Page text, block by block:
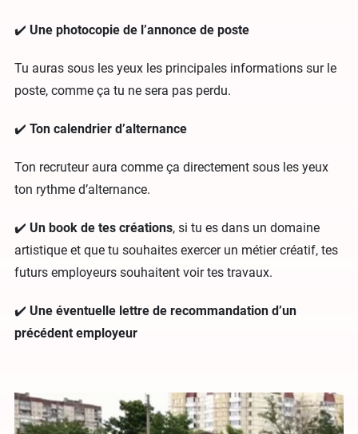
✔️ Une photocopie de l’annonce de poste
Tu auras sous les yeux les principales informations sur le
poste, comme ça tu ne sera pas perdu.
✔️ Ton calendrier d’alternance
Ton recruteur aura comme ça directement sous les yeux
ton rythme d’alternance.
✔️ Un book de tes créations, si tu es dans un domaine
artistique et que tu souhaites exercer un métier créatif, tes
futurs employeurs souhaitent voir tes travaux.
✔️ Une éventuelle lettre de recommandation d’un
précédent employeur